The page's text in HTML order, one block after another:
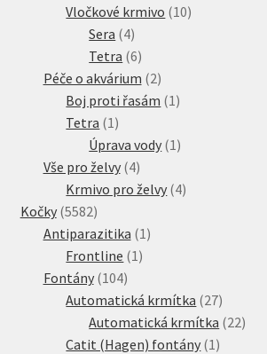
Vločkové krmivo 1010
Sera 44
produkty
Tetra 66
produktů
Péče o akvárium 22
produkty
Boj proti řasám 1 1
Tetra 1 1
produkt
Úprava vody 1 1
Vše pro želvy 44
produkty
Krmivo pro želvy 44
Kočky 55825582
produktů
Antiparazitika 1 1
Frontline 1 1
Fontány 104104
produktů
Automatická krmítka 2727
produktů
Automatická krmítka 2222
Catit (Hagen) fontány 1 1